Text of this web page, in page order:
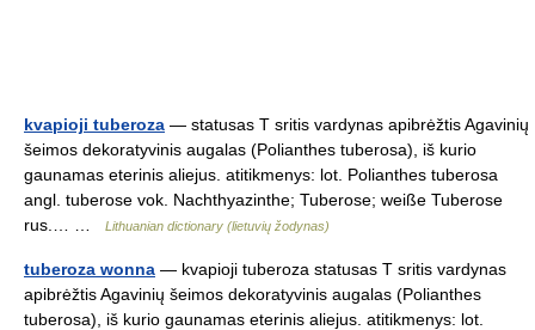
kvapioji tuberoza — statusas T sritis vardynas apibrėžtis Agavinių
šeimos dekoratyvinis augalas (Polianthes tuberosa), iš kurio
gaunamas eterinis aliejus. atitikmenys: lot. Polianthes tuberosa
angl. tuberose vok. Nachthyazinthe; Tuberose; weiße Tuberose
rus.… …
Lithuanian dictionary (lietuvių žodynas)
tuberoza wonna — kvapioji tuberoza statusas T sritis vardynas
apibrėžtis Agavinių šeimos dekoratyvinis augalas (Polianthes
tuberosa), iš kurio gaunamas eterinis aliejus. atitikmenys: lot.